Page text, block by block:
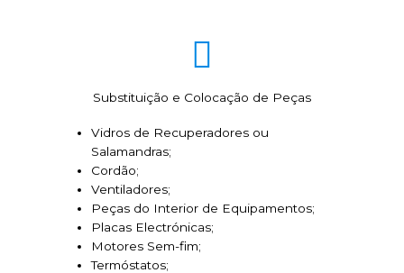
Substituição e Colocação de Peças
Vidros de Recuperadores ou
Salamandras;
Cordão;
Ventiladores;
Peças do Interior de Equipamentos;
Placas Electrónicas;
Motores Sem-fim;
Termóstatos;